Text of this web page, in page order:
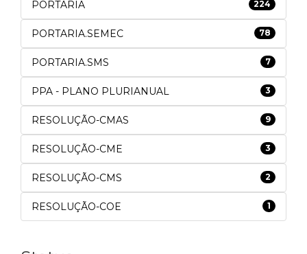
PORTARIA 224
PORTARIA.SEMEC 78
PORTARIA.SMS 7
PPA - PLANO PLURIANUAL 3
RESOLUÇÃO-CMAS 9
RESOLUÇÃO-CME 3
RESOLUÇÃO-CMS 2
RESOLUÇÃO-COE 1